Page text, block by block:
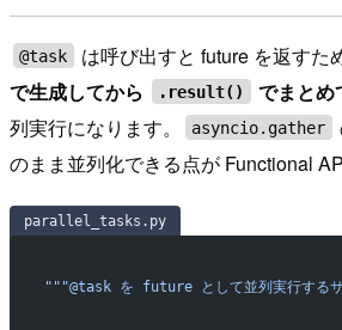
@task は呼び出すと future を返すた
で生成してから
.result() でまとめ
列実行になります。
asyncio.gather
のまま並列化できる点が Functional
parallel_tasks.py
"""@task を future として並列実行するサ